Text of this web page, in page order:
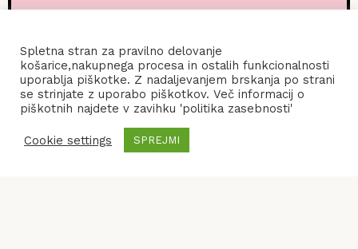
Spletna stran za pravilno delovanje
košarice,nakupnega procesa in ostalih funkcionalnosti
uporablja piškotke. Z nadaljevanjem brskanja po strani
se strinjate z uporabo piškotkov. Več informacij o
piškotnih najdete v zavihku 'politika zasebnosti'
Cookie settings SPREJMI